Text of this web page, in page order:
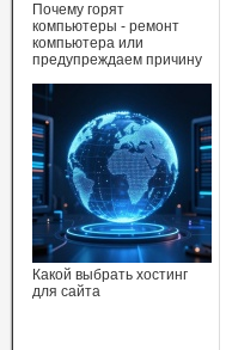
Почему горят
компьютеры - ремонт
компьютера или
предупреждаем причину
Какой выбрать хостинг
для сайта